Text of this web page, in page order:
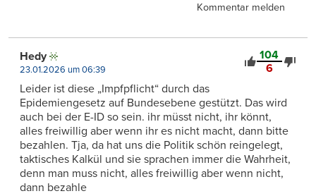
Kommentar melden
104
6
Hedy
23.01.2026 um 06:39
Leider ist diese „Impfpflicht“ durch das
Epidemiengesetz auf Bundesebene gestützt. Das wird
auch bei der E-ID so sein. ihr müsst nicht, ihr könnt,
alles freiwillig aber wenn ihr es nicht macht, dann bitte
bezahlen. Tja, da hat uns die Politik schön reingelegt,
taktisches Kalkül und sie sprachen immer die Wahrheit,
denn man muss nicht, alles freiwillig aber wenn nicht,
dann bezahle